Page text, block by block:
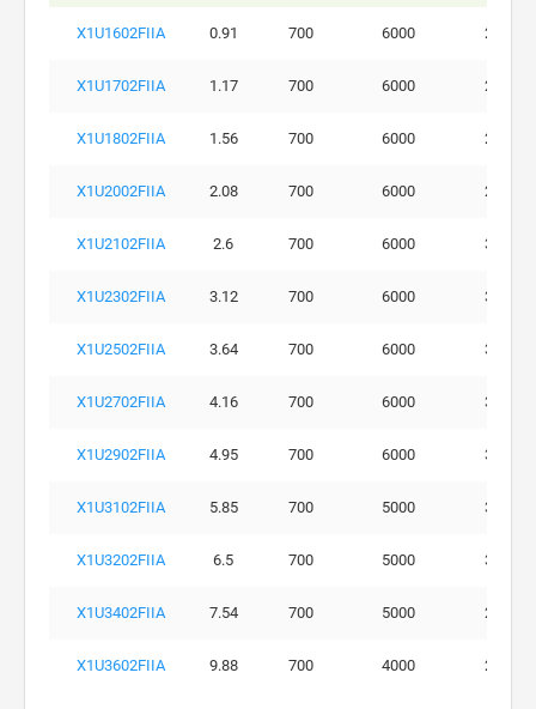
X1U1602FIIA 0.91 700 6000 280
X1U1702FIIA 1.17 700 6000 290
X1U1802FIIA 1.56 700 6000 290
X1U2002FIIA 2.08 700 6000 290
X1U2102FIIA 2.6 700 6000 300
X1U2302FIIA 3.12 700 6000 300
X1U2502FIIA 3.64 700 6000 300
X1U2702FIIA 4.16 700 6000 300
X1U2902FIIA 4.95 700 6000 300
X1U3102FIIA 5.85 700 5000 300
X1U3202FIIA 6.5 700 5000 300
X1U3402FIIA 7.54 700 5000 260
X1U3602FIIA 9.88 700 4000 230